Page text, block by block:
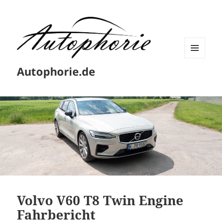
Autophorie.de
Volvo V60 T8 Twin Engine
Fahrbericht